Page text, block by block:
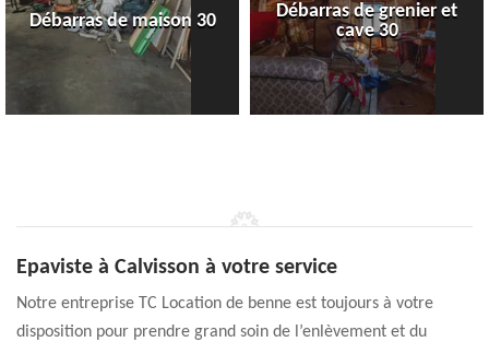
Débarras de maison 30
Débarras de grenier et
cave 30
Epaviste à Calvisson à votre service
Notre entreprise TC Location de benne est toujours à votre
disposition pour prendre grand soin de l’enlèvement et du